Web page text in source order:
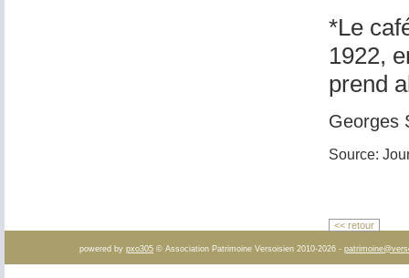
*Le
1922,
prend
Georges
Source:
<< retour
powered by pxo305 © Association Patrimoine Versoisien 2010-2026 -